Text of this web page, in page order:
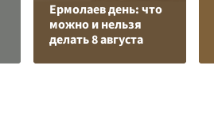
Ермолаев день: что
можно и нельзя
делать 8 августа